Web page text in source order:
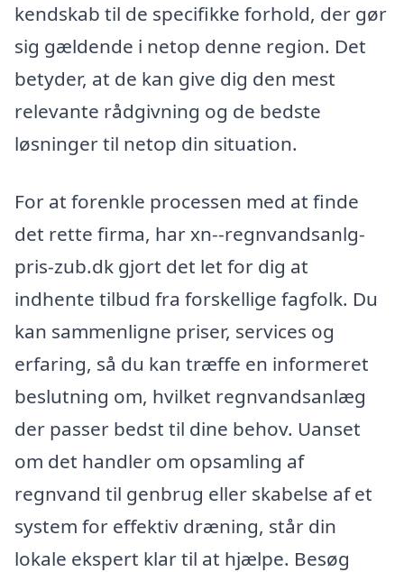
kendskab til de specifikke forhold, der gør
sig gældende i netop denne region. Det
betyder, at de kan give dig den mest
relevante rådgivning og de bedste
løsninger til netop din situation.
For at forenkle processen med at finde
det rette firma, har xn--regnvandsanlg-
pris-zub.dk gjort det let for dig at
indhente tilbud fra forskellige fagfolk. Du
kan sammenligne priser, services og
erfaring, så du kan træffe en informeret
beslutning om, hvilket regnvandsanlæg
der passer bedst til dine behov. Uanset
om det handler om opsamling af
regnvand til genbrug eller skabelse af et
system for effektiv dræning, står din
lokale ekspert klar til at hjælpe. Besøg